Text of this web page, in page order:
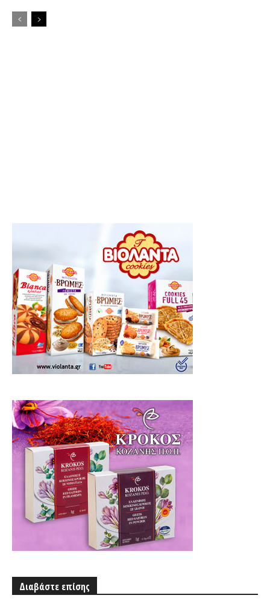
Διαβάστε επίσης